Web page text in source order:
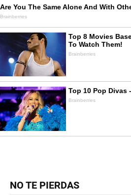
NO TE PIERDAS